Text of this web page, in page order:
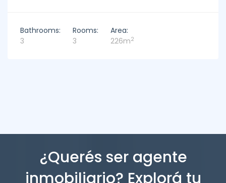
Bathrooms:
3
Rooms:
3
Area:
226m2
¿Querés ser agente
inmobiliario? Explorá tu